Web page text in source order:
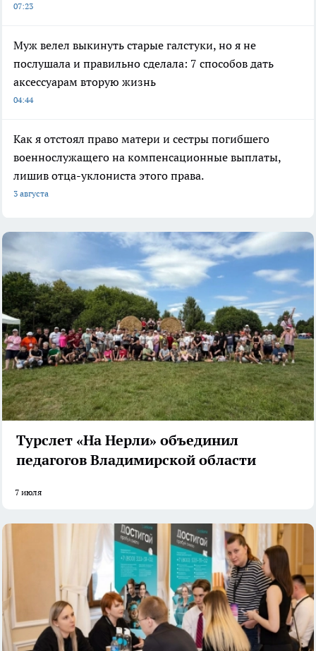
07:23
Муж велел выкинуть старые галстуки, но я не
послушала и правильно сделала: 7 способов дать
аксессуарам вторую жизнь
04:44
Как я отстоял право матери и сестры погибшего
военнослужащего на компенсационные выплаты,
лишив отца-уклониста этого права.
3 августа
Турслет «На Нерли» объединил
педагогов Владимирской области
7 июля